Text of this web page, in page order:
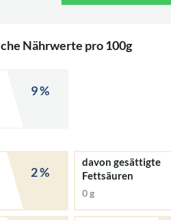
Nährwerte pro 100g
9 %
2 %
davon gesättigte
Fettsäuren
0 g